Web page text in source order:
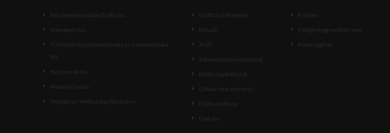
kecskemetirodatechnika.hu
Etikettem.hu
IT Pavilon Számítástechnika és Irodatechnika
Kft.
Beszerzek.hu
Maped Creativ
Hungarian Web Linkgyűjtemény
Szállítási feltételek
Rólunk
ÁSZF
Adatvédelmi nyilatkozat
Elállási nyilatkozat
Online vitarendezés
Elállás indítása
Fiókom
Fiókom
Eddigi megrendeléseim
Kívánságlista